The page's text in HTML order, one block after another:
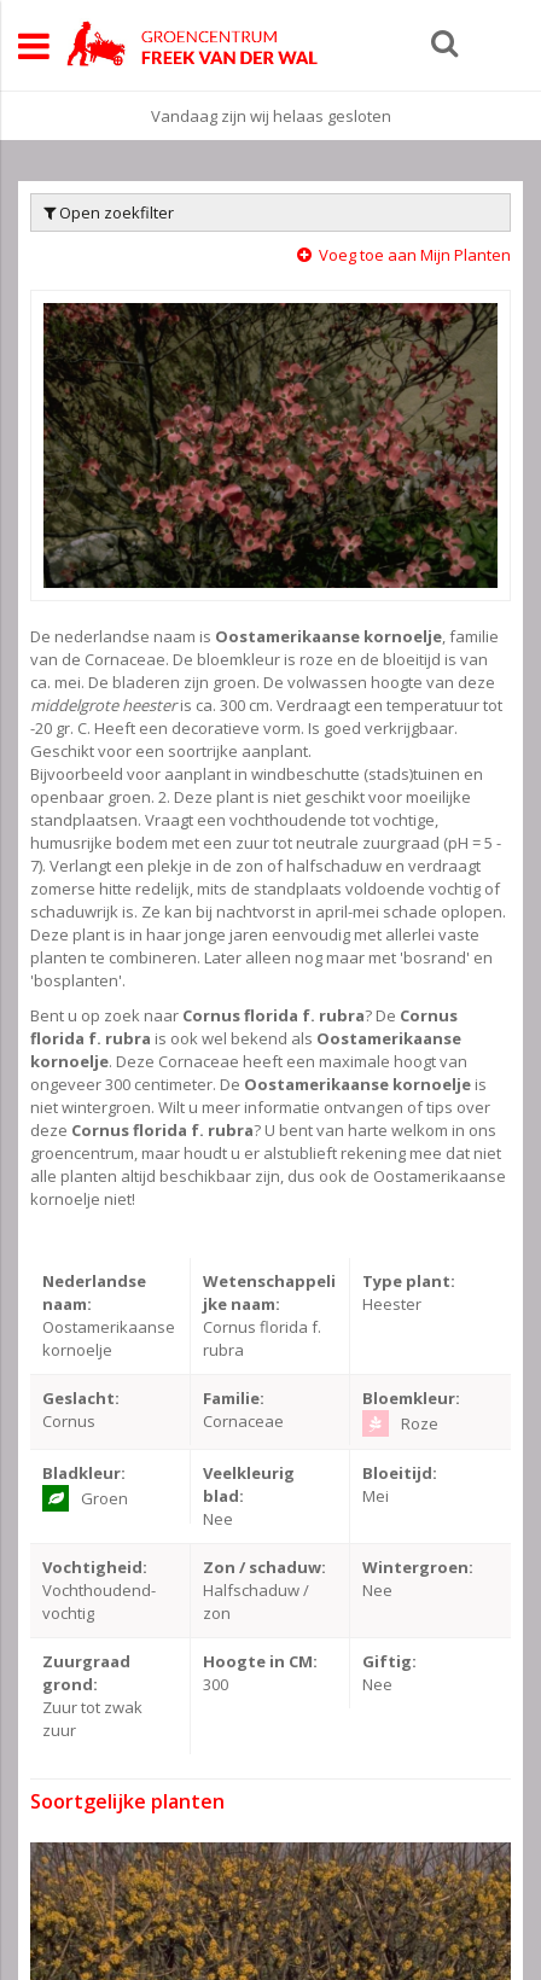
Vandaag zijn wij helaas gesloten
Open zoekfilter
Voeg toe aan Mijn Planten
De nederlandse naam is Oostamerikaanse kornoelje, familie
van de Cornaceae. De bloemkleur is roze en de bloeitijd is van
ca. mei. De bladeren zijn groen. De volwassen hoogte van deze
middelgrote heesteris ca. 300 cm. Verdraagt een temperatuur tot
-20 gr. C. Heeft een decoratieve vorm. Is goed verkrijgbaar.
Geschikt voor een soortrijke aanplant.
Bijvoorbeeld voor aanplant in windbeschutte (stads)tuinen en
openbaar groen. 2. Deze plant is niet geschikt voor moeilijke
standplaatsen. Vraagt een vochthoudende tot vochtige,
humusrijke bodem met een zuur tot neutrale zuurgraad (pH = 5 -
7). Verlangt een plekje in de zon of halfschaduw en verdraagt
zomerse hitte redelijk, mits de standplaats voldoende vochtig of
schaduwrijk is. Ze kan bij nachtvorst in april-mei schade oplopen.
Deze plant is in haar jonge jaren eenvoudig met allerlei vaste
planten te combineren. Later alleen nog maar met 'bosrand' en
'bosplanten'.
Bent u op zoek naar Cornus florida f. rubra? De Cornus
florida f. rubra is ook wel bekend als Oostamerikaanse
kornoelje. Deze Cornaceae heeft een maximale hoogt van
ongeveer 300 centimeter. De Oostamerikaanse kornoelje is
niet wintergroen. Wilt u meer informatie ontvangen of tips over
deze Cornus florida f. rubra? U bent van harte welkom in ons
groencentrum, maar houdt u er alstublieft rekening mee dat niet
alle planten altijd beschikbaar zijn, dus ook de Oostamerikaanse
kornoelje niet!
Nederlandse
naam:
Oostamerikaanse
kornoelje
Wetenschappeli
jke naam:
Cornus florida f.
rubra
Type plant:
Heester
Geslacht:
Cornus
Familie:
Cornaceae
Bloemkleur:
Roze
Bladkleur:
Groen
Veelkleurig
blad:
Nee
Bloeitijd:
Mei
Vochtigheid:
Vochthoudend-
vochtig
Zon / schaduw:
Halfschaduw /
zon
Wintergroen:
Nee
Zuurgraad
grond:
Zuur tot zwak
zuur
Hoogte in CM:
300
Giftig:
Nee
Soortgelijke planten